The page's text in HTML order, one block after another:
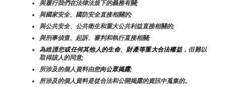
與履行我們在法律法規下的義務有關;
與國家安全、國防安全直接相關的;
與公共安全、公共衛生和重大公共利益直接相關的;
與刑事偵查、起訴、審判和執行直接相關;
為維護您或任何其他人的生命、財產等重大合法權益，但難以
取得該人的同意;
所涉及的個人資料由您向公眾揭露;
所涉及的個人資料是從合法和公開揭露的資訊中蒐集的。